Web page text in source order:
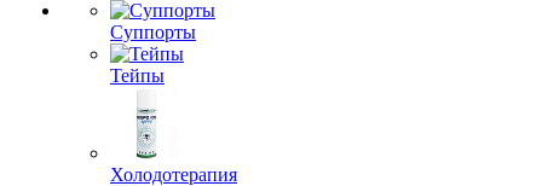
Суппорты
Тейпы
Холодотерапия